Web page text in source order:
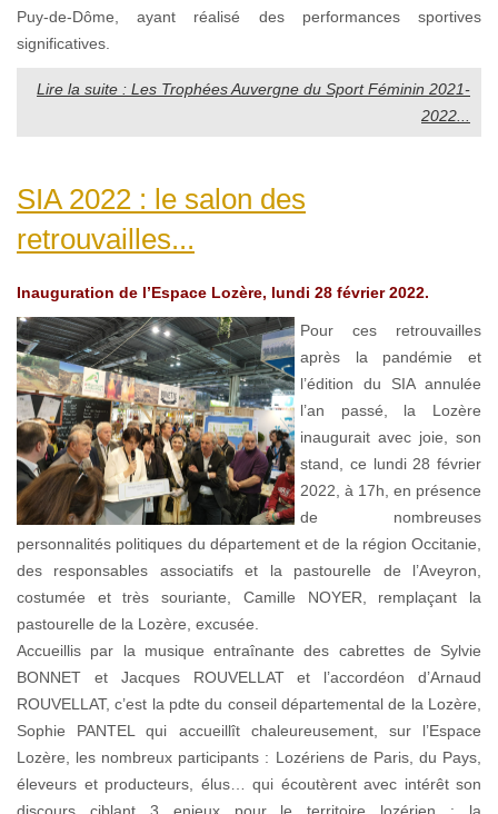
Puy-de-Dôme, ayant réalisé des performances sportives
significatives.
Lire la suite : Les Trophées Auvergne du Sport Féminin 2021-
2022...
SIA 2022 : le salon des
retrouvailles...
Inauguration de l’Espace Lozère, lundi 28 février 2022.
Pour ces retrouvailles
après la pandémie et
l’édition du SIA annulée
l’an passé, la Lozère
inaugurait avec joie, son
stand, ce lundi 28 février
2022, à 17h, en présence
de nombreuses
personnalités politiques du département et de la région Occitanie,
des responsables associatifs et la pastourelle de l’Aveyron,
costumée et très souriante, Camille NOYER, remplaçant la
pastourelle de la Lozère, excusée.
Accueillis par la musique entraînante des cabrettes de Sylvie
BONNET et Jacques ROUVELLAT et l’accordéon d’Arnaud
ROUVELLAT, c’est la pdte du conseil départemental de la Lozère,
Sophie PANTEL qui accueillît chaleureusement, sur l’Espace
Lozère, les nombreux participants : Lozériens de Paris, du Pays,
éleveurs et producteurs, élus… qui écoutèrent avec intérêt son